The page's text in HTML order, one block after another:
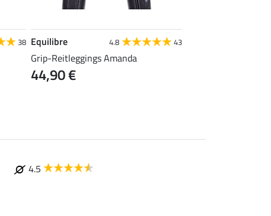
38 Equilibre 4.8 43
Grip-Reitleggings Amanda
44,90 €
4.5